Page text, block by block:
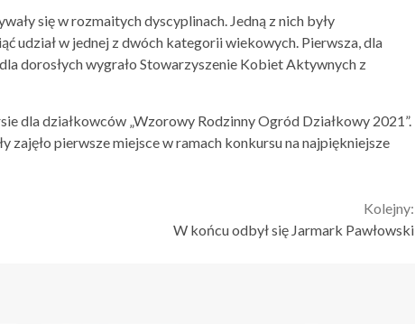
się w rozmaitych dyscyplinach. Jedną z nich były
udział w jednej z dwóch kategorii wiekowych. Pierwsza, dla
dorosłych wygrało Stowarzyszenie Kobiet Aktywnych z
dla działkowców „Wzorowy Rodzinny Ogród Działkowy 2021”.
zajęło pierwsze miejsce w ramach konkursu na najpiękniejsze
Kolejny:
W końcu odbył się Jarmark Pawłowski